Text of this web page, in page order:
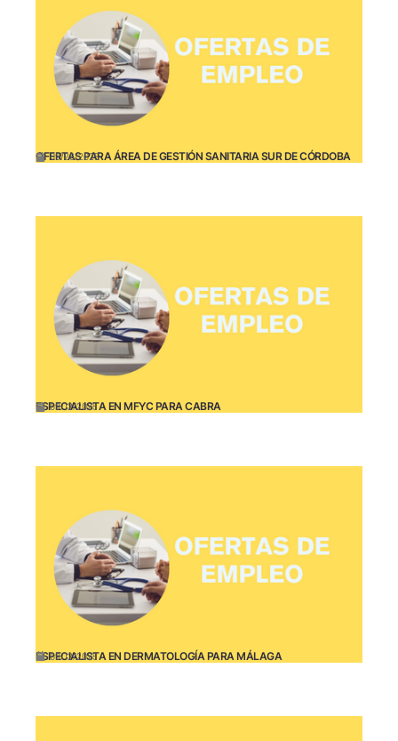
OFERTAS PARA ÁREA DE GESTIÓN SANITARIA SUR DE CÓRDOBA
09/26/2025
ESPECIALISTA EN MFYC PARA CABRA
09/12/2025
ESPECIALISTA EN DERMATOLOGÍA PARA MÁLAGA
09/12/2025